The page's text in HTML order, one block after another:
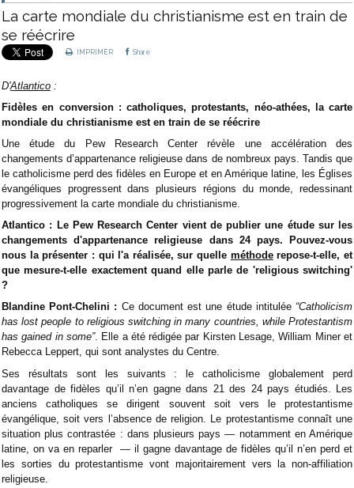
La carte mondiale du christianisme est en train de
se réécrire
IMPRIMER Share
D'Atlantico :
Fidèles en conversion : catholiques, protestants, néo-athées, la carte
mondiale du christianisme est en train de se réécrire
Une étude du Pew Research Center révèle une accélération des
changements d’appartenance religieuse dans de nombreux pays. Tandis que
le catholicisme perd des fidèles en Europe et en Amérique latine, les Églises
évangéliques progressent dans plusieurs régions du monde, redessinant
progressivement la carte mondiale du christianisme.
Atlantico : Le Pew Research Center vient de publier une étude sur les
changements d'appartenance religieuse dans 24 pays. Pouvez-vous
nous la présenter : qui l'a réalisée, sur quelle méthoderepose-t-elle, et
que mesure-t-elle exactement quand elle parle de 'religious switching'
?
Blandine Pont-Chelini : Ce document est une étude intitulée “Catholicism
has lost people to religious switching in many countries, while Protestantism
has gained in some”. Elle a été rédigée par Kirsten Lesage, William Miner et
Rebecca Leppert, qui sont analystes du Centre.
Ses résultats sont les suivants : le catholicisme globalement perd
davantage de fidèles qu’il n’en gagne dans 21 des 24 pays étudiés. Les
anciens catholiques se dirigent souvent soit vers le protestantisme
évangélique, soit vers l’absence de religion. Le protestantisme connaît une
situation plus contrastée : dans plusieurs pays — notamment en Amérique
latine, on va en reparler — il gagne davantage de fidèles qu’il n’en perd et
les sorties du protestantisme vont majoritairement vers la non-affiliation
religieuse.